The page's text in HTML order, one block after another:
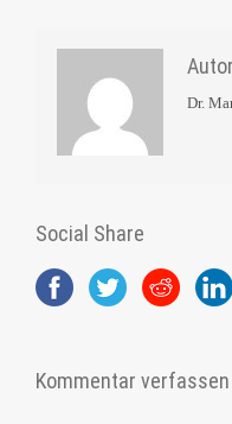
Autor
Dr.
Social Share
Kommentar verfassen